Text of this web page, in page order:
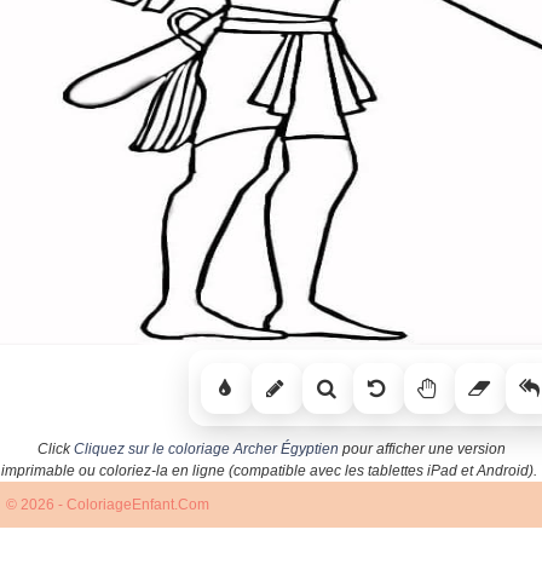
ClickCliquez sur le coloriage Archer Égyptien pour afficher une version
imprimable ou coloriez-la en ligne (compatible avec les tablettes iPad et Android).
© 2026 - ColoriageEnfant.Com